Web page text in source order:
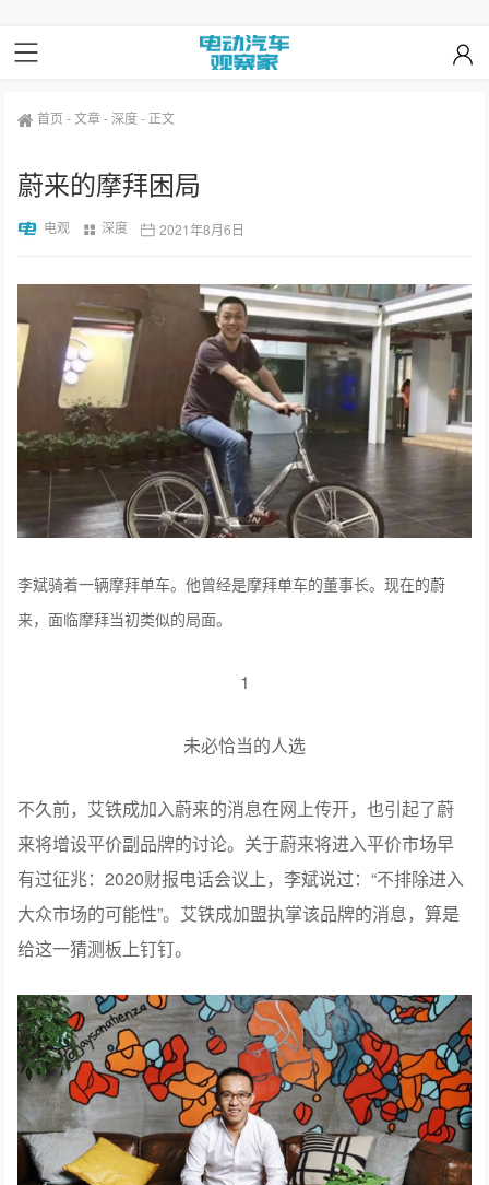
首页 -文章-深度- 正文
蔚来的摩拜困局
电观 深度 2021年8月6日
李斌骑着一辆摩拜单车。他曾经是摩拜单车的董事长。现在的蔚
来，面临摩拜当初类似的局面。
1
未必恰当的人选
不久前，艾铁成加入蔚来的消息在网上传开，也引起了蔚
来将增设平价副品牌的讨论。关于蔚来将进入平价市场早
有过征兆：2020财报电话会议上，李斌说过：“不排除进入
大众市场的可能性”。艾铁成加盟执掌该品牌的消息，算是
给这一猜测板上钉钉。